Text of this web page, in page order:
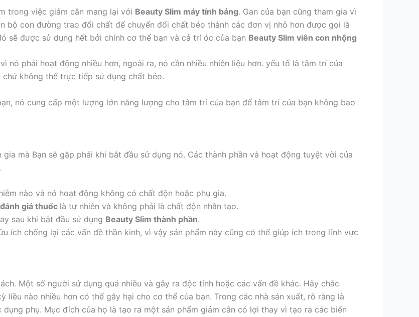
trong việc giảm cân mang lại với Beauty Slim máy tính bảng. Gan của bạn cũng tham gia vì
bộ con đường trao đổi chất để chuyển đổi chất béo thành các đơn vị nhỏ hơn được gọi là
sẽ được sử dụng hết bởi chính cơ thể bạn và cả trí óc của bạn Beauty Slim viên con nhộng
nó phải hoạt động nhiều hơn, ngoài ra, nó cần nhiều nhiên liệu hơn. yếu tố là tâm trí của
không thể trực tiếp sử dụng chất béo.
nó cung cấp một lượng lớn năng lượng cho tâm trí của bạn để tâm trí của bạn không bao
gia mà Bạn sẽ gặp phải khi bắt đầu sử dụng nó. Các thành phần và hoạt động tuyệt vời của
nào và nó hoạt động không có chất độn hoặc phụ gia.
giá thuốc là tự nhiên và không phải là chất độn nhân tạo.
sau khi bắt đầu sử dụng Beauty Slim thành phần.
ích chống lại các vấn đề thần kinh, vì vậy sản phẩm này cũng có thể giúp ích trong lĩnh vực
Một số người sử dụng quá nhiều và gây ra độc tính hoặc các vấn đề khác. Hãy chắc
liều nào nhiều hơn có thể gây hại cho cơ thể của bạn. Trong các nhà sản xuất, rõ ràng là
phụ. Mục đích của họ là tạo ra một sản phẩm giảm cân có lợi thay vì tạo ra các biến